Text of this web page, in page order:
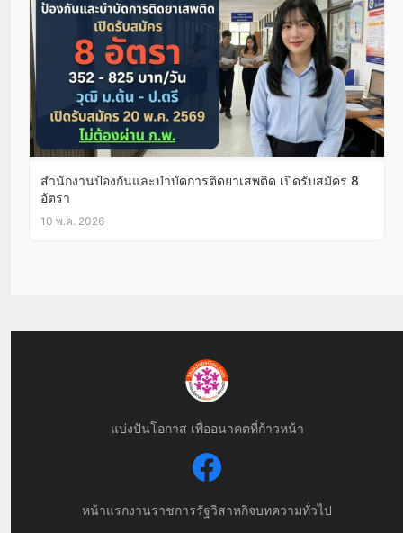
สำนักงานป้องกันและบำบัดการติดยาเสพติด เปิดรับสมัคร 8
อัตรา
10 พ.ค. 2026
แบ่งปันโอกาส เพื่ออนาคตที่ก้าวหน้า
หน้าแรกงานราชการรัฐวิสาหกิจบทความทั่วไป